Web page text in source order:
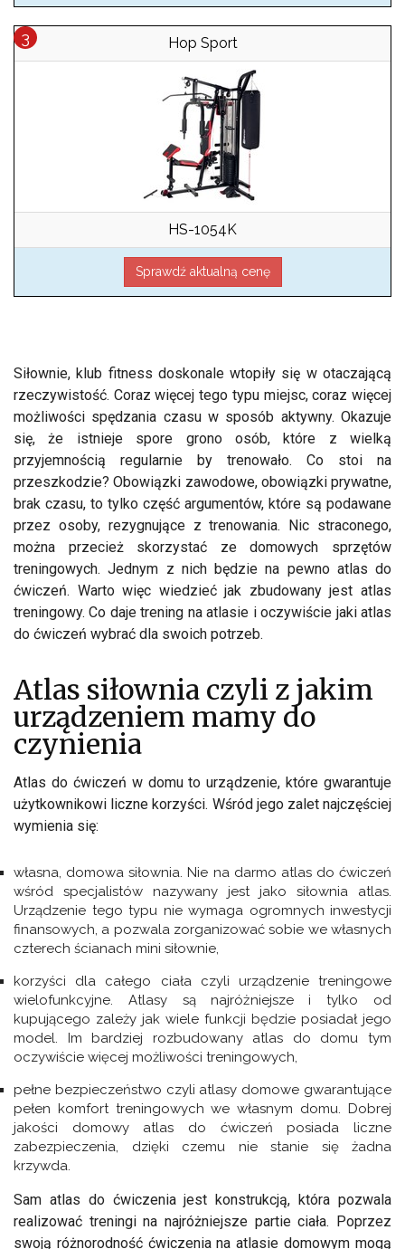
Hop Sport
HS-1054K
Sprawdź aktualną cenę
Siłownie, klub fitness doskonale wtopiły się w otaczającą
rzeczywistość. Coraz więcej tego typu miejsc, coraz więcej
możliwości spędzania czasu w sposób aktywny. Okazuje
się, że istnieje spore grono osób, które z wielką
przyjemnością regularnie by trenowało. Co stoi na
przeszkodzie? Obowiązki zawodowe, obowiązki prywatne,
brak czasu, to tylko część argumentów, które są podawane
przez osoby, rezygnujące z trenowania. Nic straconego,
można przecież skorzystać ze domowych sprzętów
treningowych. Jednym z nich będzie na pewno atlas do
ćwiczeń. Warto więc wiedzieć jak zbudowany jest atlas
treningowy. Co daje trening na atlasie i oczywiście jaki atlas
do ćwiczeń wybrać dla swoich potrzeb.
Atlas siłownia czyli z jakim
urządzeniem mamy do
czynienia
Atlas do ćwiczeń w domu to urządzenie, które gwarantuje
użytkownikowi liczne korzyści. Wśród jego zalet najczęściej
wymienia się:
własna, domowa siłownia. Nie na darmo atlas do ćwiczeń
wśród specjalistów nazywany jest jako siłownia atlas.
Urządzenie tego typu nie wymaga ogromnych inwestycji
finansowych, a pozwala zorganizować sobie we własnych
czterech ścianach mini siłownie,
korzyści dla całego ciała czyli urządzenie treningowe
wielofunkcyjne. Atlasy są najróżniejsze i tylko od
kupującego zależy jak wiele funkcji będzie posiadał jego
model. Im bardziej rozbudowany atlas do domu tym
oczywiście więcej możliwości treningowych,
pełne bezpieczeństwo czyli atlasy domowe gwarantujące
pełen komfort treningowych we własnym domu. Dobrej
jakości domowy atlas do ćwiczeń posiada liczne
zabezpieczenia, dzięki czemu nie stanie się żadna
krzywda.
Sam atlas do ćwiczenia jest konstrukcją, która pozwala
realizować treningi na najróżniejsze partie ciała. Poprzez
swoją różnorodność ćwiczenia na atlasie domowym mogą